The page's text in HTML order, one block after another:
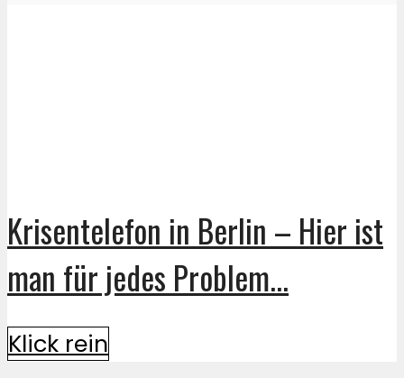
Krisentelefon in Berlin – Hier ist
man für jedes Problem...
Klick rein